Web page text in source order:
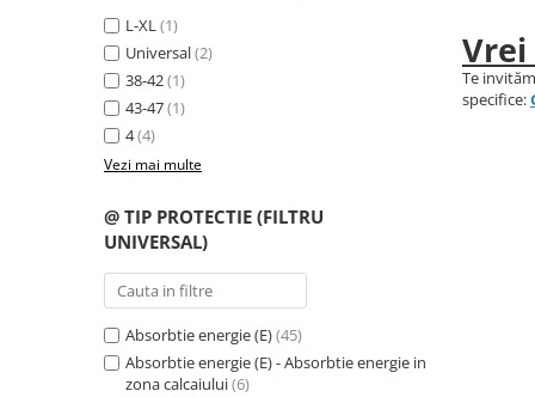
Protecție tăiere
Protecție chimică si biologică
Protecție sudură
Protecție termică (căldură)
Protecție termică (frig)
Anti-vibrații
Protecție descărcări electrostatice
Protecție specială
Riscuri minime
Mânecuțe (Cotiere)
L-XL(1)
Universal(2)
38-42(1)
43-47(1)
4(4)
Vezi mai multe
@ TIP PROTECTIE (FILTRU
UNIVERSAL)
Absorbtie energie (E)(45)
Absorbtie energie (E) - Absorbtie energie in
zona calcaiului(6)
Te
specifice: